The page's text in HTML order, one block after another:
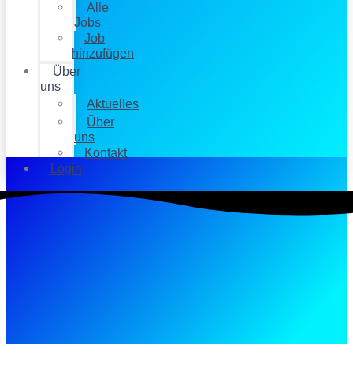
Alle
Jobs
Job
hinzufügen
Über
uns
Aktuelles
Über
uns
Kontakt
Login